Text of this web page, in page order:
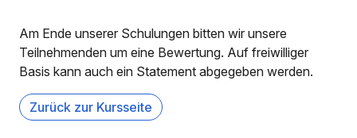
Am Ende unserer Schulungen bitten wir unsere
Teilnehmenden um eine Bewertung. Auf freiwilliger
Basis kann auch ein Statement abgegeben werden.
Zurück zur Kursseite